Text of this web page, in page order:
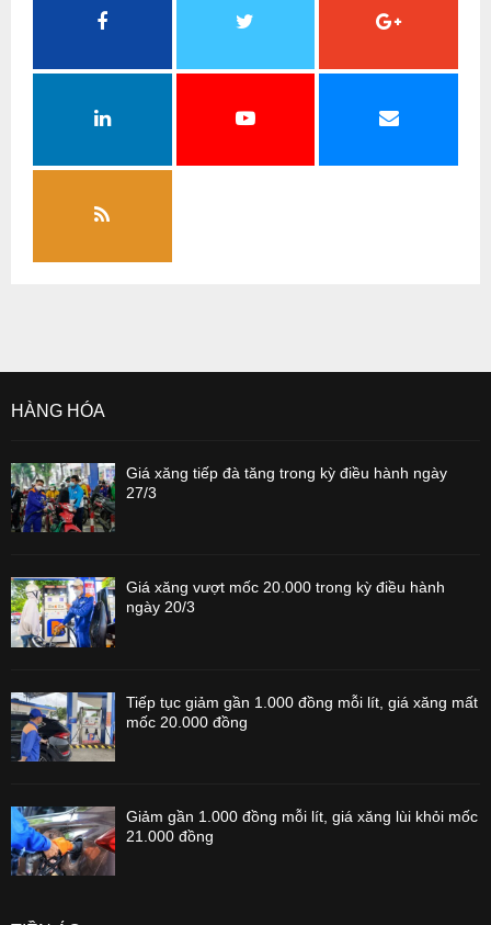
HÀNG HÓA
Giá xăng tiếp đà tăng trong kỳ điều hành ngày
27/3
Giá xăng vượt mốc 20.000 trong kỳ điều hành
ngày 20/3
Tiếp tục giảm gần 1.000 đồng mỗi lít, giá xăng mất
mốc 20.000 đồng
Giảm gần 1.000 đồng mỗi lít, giá xăng lùi khỏi mốc
21.000 đồng